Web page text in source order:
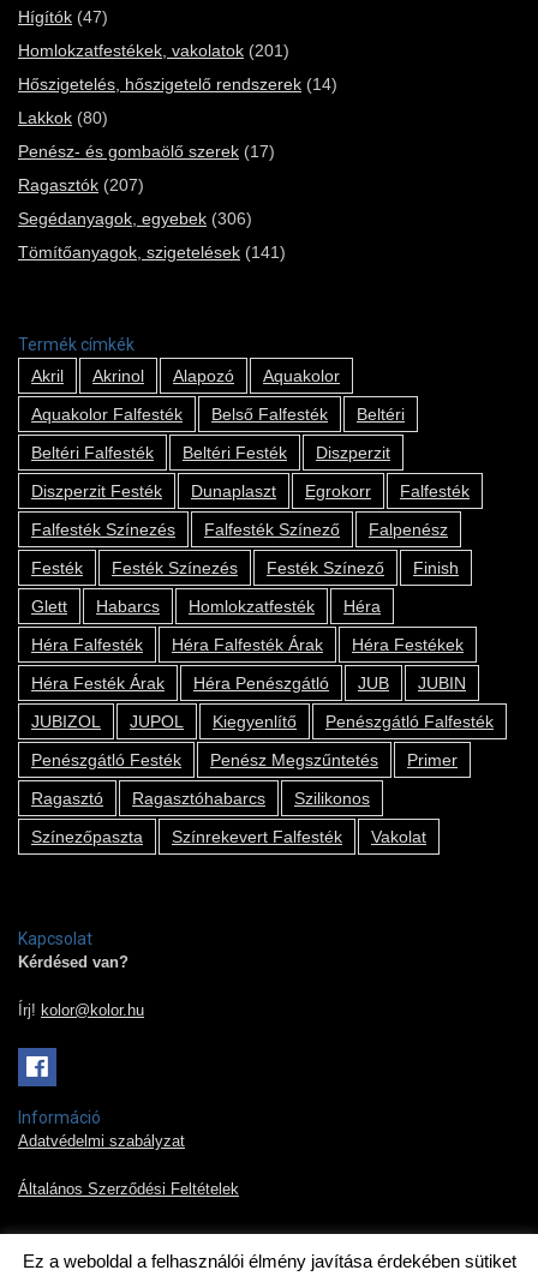
Hígítók (47)
Homlokzatfestékek, vakolatok (201)
Hőszigetelés, hőszigetelő rendszerek (14)
Lakkok (80)
Penész- és gombaölő szerek (17)
Ragasztók (207)
Segédanyagok, egyebek (306)
Tömítőanyagok, szigetelések (141)
Termék címkék
Akril
Akrinol Alapozó
Aquakolor
Aquakolor Falfesték
Belső Falfesték
Beltéri
Beltéri Falfesték
Beltéri Festék
Diszperzit
Diszperzit Festék
Dunaplaszt Egrokorr
Falfesték
Falfesték Színezés
Falfesték Színező
Falpenész
Festék
Festék Színezés Festék Színező
Finish
Glett
Habarcs Homlokzatfesték
Héra
Héra Falfesték
Héra Falfesték Árak
Héra Festékek
Héra Festék Árak
Héra Penészgátló JUB
JUBIN
JUBIZOL
JUPOL Kiegyenlítő
Penészgátló Falfesték
Penészgátló Festék
Penész Megszűntetés
Primer
Ragasztó
Ragasztóhabarcs
Szilikonos
Színezőpaszta
Színrekevert Falfesték Vakolat
Kapcsolat
Kérdésed van?
Írj! kolor@kolor.hu
Információ
Adatvédelmi szabályzat
Általános Szerződési Feltételek
Ez a weboldal a felhasználói élmény javítása érdekében sütiket